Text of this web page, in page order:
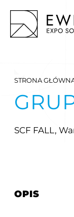
Skip
to
content
EWELD – stoiska targowe, budowa stoisk targowych
SCF FALL,
STRONA
OPIS